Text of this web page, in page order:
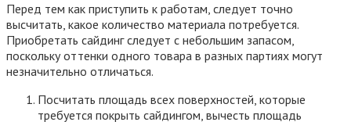
Перед тем как приступить к работам, следует точно
высчитать, какое количество материала потребуется.
Приобретать сайдинг следует с небольшим запасом,
поскольку оттенки одного товара в разных партиях могут
незначительно отличаться.
Посчитать площадь всех поверхностей, которые
требуется покрыть сайдингом, вычесть площадь